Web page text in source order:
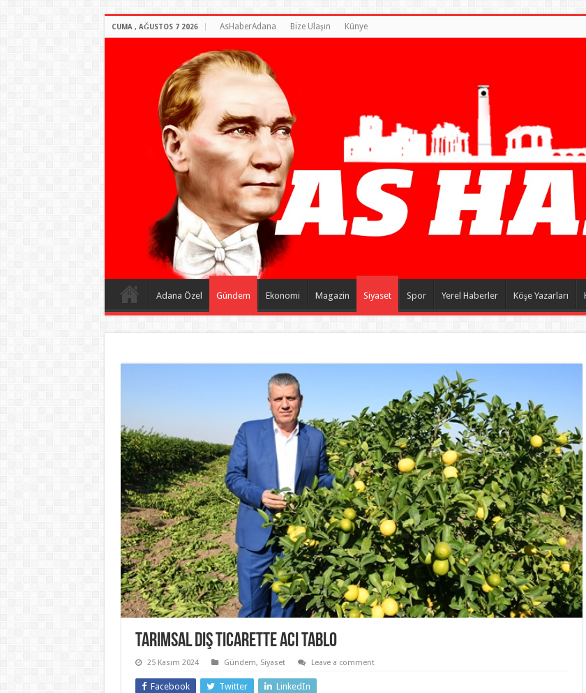
CUMA , AĞUSTOS 7 2026 AsHaberAdana Bize Ulaşın Künye
Adana Özel Gündem Ekonomi Magazin Siyaset Spor Yerel Haberler Köşe Yazarları
Tarımsal dış ticarette acı tablo
25 Kasım 2024 Gündem, Siyaset Leave a comment
Facebook Twitter LinkedIn